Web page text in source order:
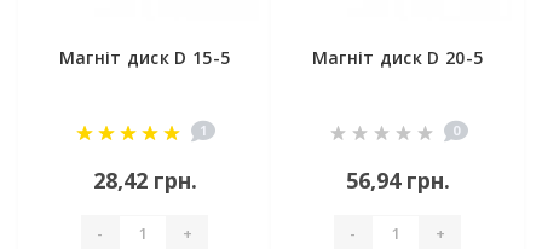
Магніт диск D 15-5
1
28,42 грн.
- +
Магніт диск D 20-5
0
56,94 грн.
- +